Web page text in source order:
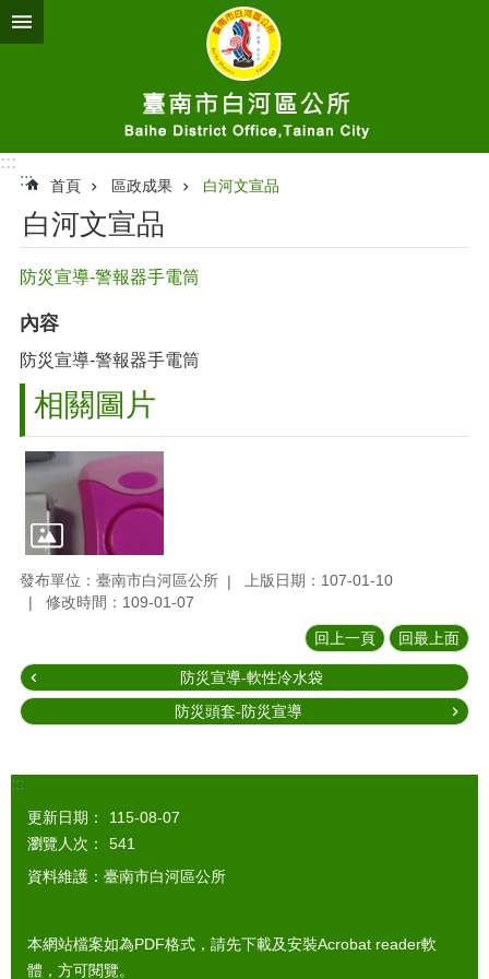
跳到主要內容區塊
:::
:::
首頁 區政成果 白河文宣品
白河文宣品
防災宣導-警報器手電筒
內容
防災宣導-警報器手電筒
相關圖片
發布單位：臺南市白河區公所
上版日期：107-01-10
修改時間：109-01-07
回上一頁 回最上面
防災宣導-軟性冷水袋
防災頭套-防災宣導
:::
更新日期：
115-08-07
瀏覽人次：
541
資料維護：臺南市白河區公所
本網站檔案如為PDF格式，請先下載及安裝Acrobat reader軟
體，方可閱覽。